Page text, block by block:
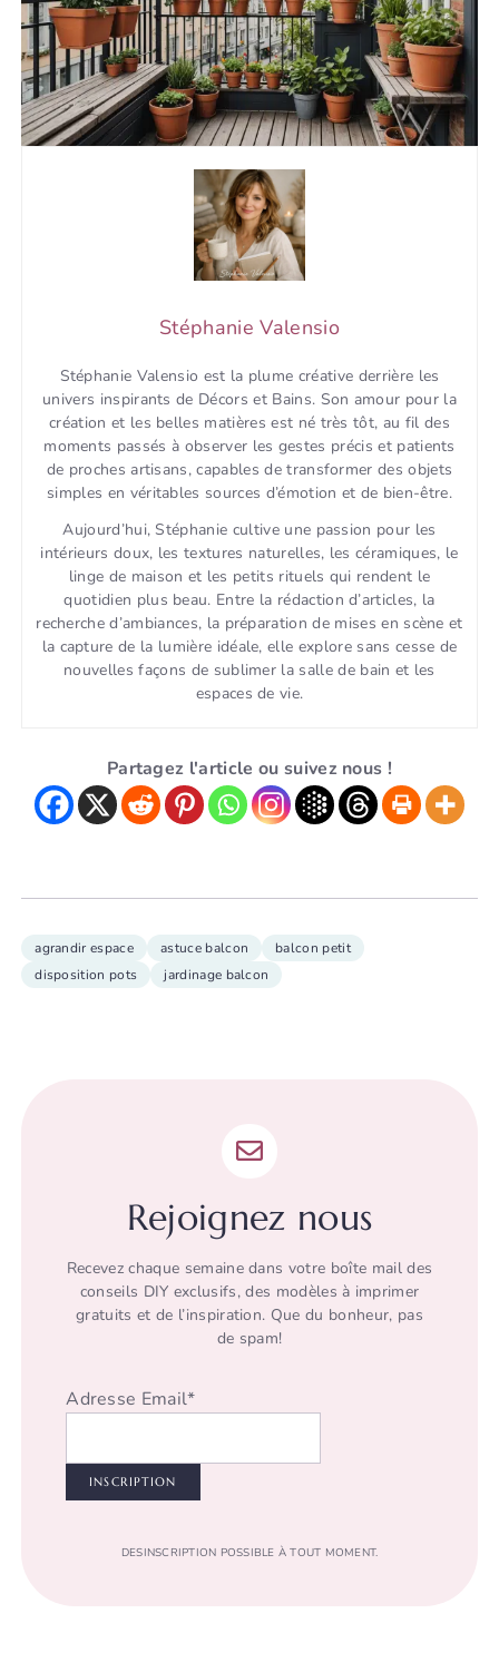
Stéphanie Valensio
Stéphanie Valensio est la plume créative derrière les
univers inspirants de Décors et Bains. Son amour pour la
création et les belles matières est né très tôt, au fil des
moments passés à observer les gestes précis et patients
de proches artisans, capables de transformer des objets
simples en véritables sources d’émotion et de bien-être.
Aujourd’hui, Stéphanie cultive une passion pour les
intérieurs doux, les textures naturelles, les céramiques, le
linge de maison et les petits rituels qui rendent le
quotidien plus beau. Entre la rédaction d’articles, la
recherche d’ambiances, la préparation de mises en scène et
la capture de la lumière idéale, elle explore sans cesse de
nouvelles façons de sublimer la salle de bain et les
espaces de vie.
Partagez l'article ou suivez nous !
agrandir espace astuce balcon
balcon petit
disposition pots
jardinage balcon
Rejoignez nous
Recevez chaque semaine dans votre boîte mail des
conseils DIY exclusifs, des modèles à imprimer
gratuits et de l’inspiration. Que du bonheur, pas
de spam!
Adresse Email*
DESINSCRIPTION POSSIBLE À TOUT MOMENT.